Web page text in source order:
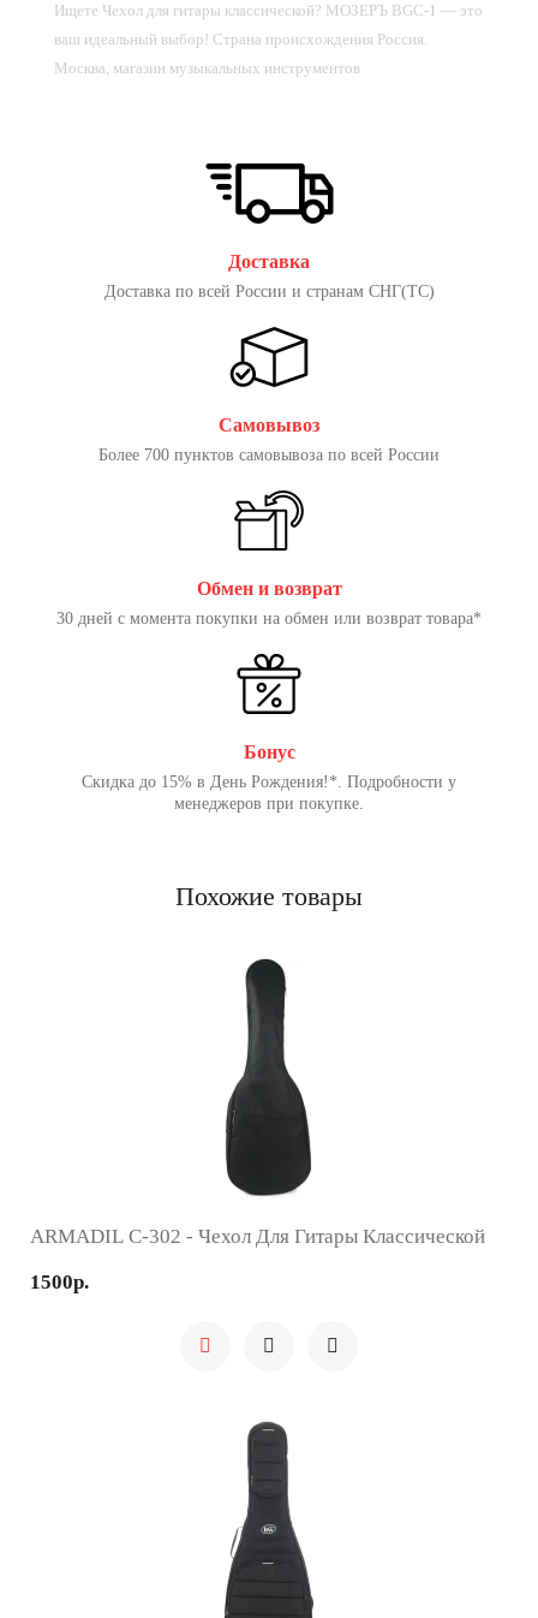
Ищете Чехол для гитары классической? МОЗЕРЪ BGC-1 — это
ваш идеальный выбор! Страна происхождения Россия.
Москва, магазин музыкальных инструментов
Доставка
Доставка по всей России и странам СНГ(ТС)
Самовывоз
Более 700 пунктов самовывоза по всей России
Обмен и возврат
30 дней с момента покупки на обмен или возврат товара*
Бонус
Скидка до 15% в День Рождения!*. Подробности у
менеджеров при покупке.
Похожие товары
ARMADIL C-302 - Чехол Для Гитары Классической
1500р.